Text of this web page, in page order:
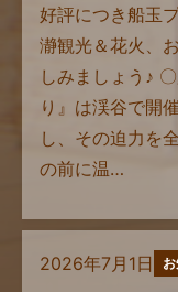
好評につき船玉
瀞観光＆花火、
しみましょう♪
り』は渓谷で開
し、その迫力を
の前に温…
2026年7月1日